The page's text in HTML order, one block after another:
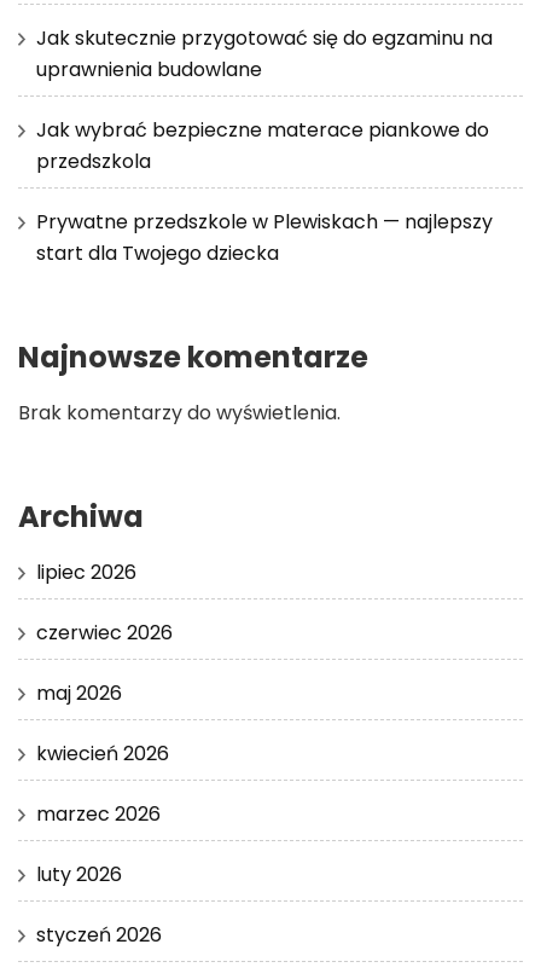
Jak skutecznie przygotować się do egzaminu na
uprawnienia budowlane
Jak wybrać bezpieczne materace piankowe do
przedszkola
Prywatne przedszkole w Plewiskach — najlepszy
start dla Twojego dziecka
Najnowsze komentarze
Brak komentarzy do wyświetlenia.
Archiwa
lipiec 2026
czerwiec 2026
maj 2026
kwiecień 2026
marzec 2026
luty 2026
styczeń 2026